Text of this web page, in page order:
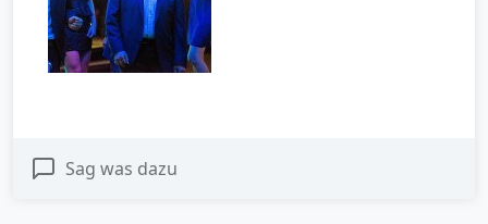
Sag was dazu